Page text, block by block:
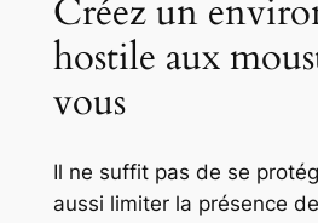
Créez un
hostile aux
vous
Il ne suffit pas de se
aussi limiter la présence